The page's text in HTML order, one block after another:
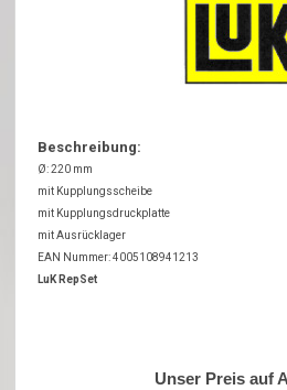
Beschreibung:
Ø: 220 mm
mit Kupplungsscheibe
mit Kupplungsdruckplatte
mit Ausrücklager
EAN Nummer: 4005108941213
LuK RepSet
Unser Preis auf